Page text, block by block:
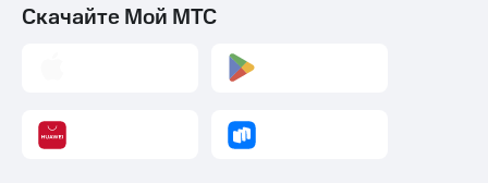
Скачайте Мой МТС